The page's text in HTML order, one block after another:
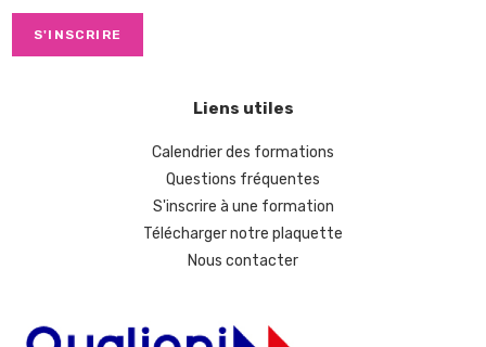
Liens utiles
Calendrier des formations
Questions fréquentes
S'inscrire à une formation
Télécharger notre plaquette
Nous contacter